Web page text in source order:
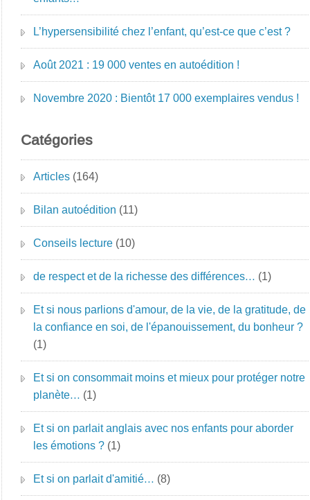
L’hypersensibilité chez l’enfant, qu’est-ce que c’est ?
Août 2021 : 19 000 ventes en autoédition !
Novembre 2020 : Bientôt 17 000 exemplaires vendus !
Catégories
Articles (164)
Bilan autoédition (11)
Conseils lecture (10)
de respect et de la richesse des différences… (1)
Et si nous parlions d'amour, de la vie, de la gratitude, de
la confiance en soi, de l'épanouissement, du bonheur ?
(1)
Et si on consommait moins et mieux pour protéger notre
planète… (1)
Et si on parlait anglais avec nos enfants pour aborder
les émotions ? (1)
Et si on parlait d'amitié… (8)